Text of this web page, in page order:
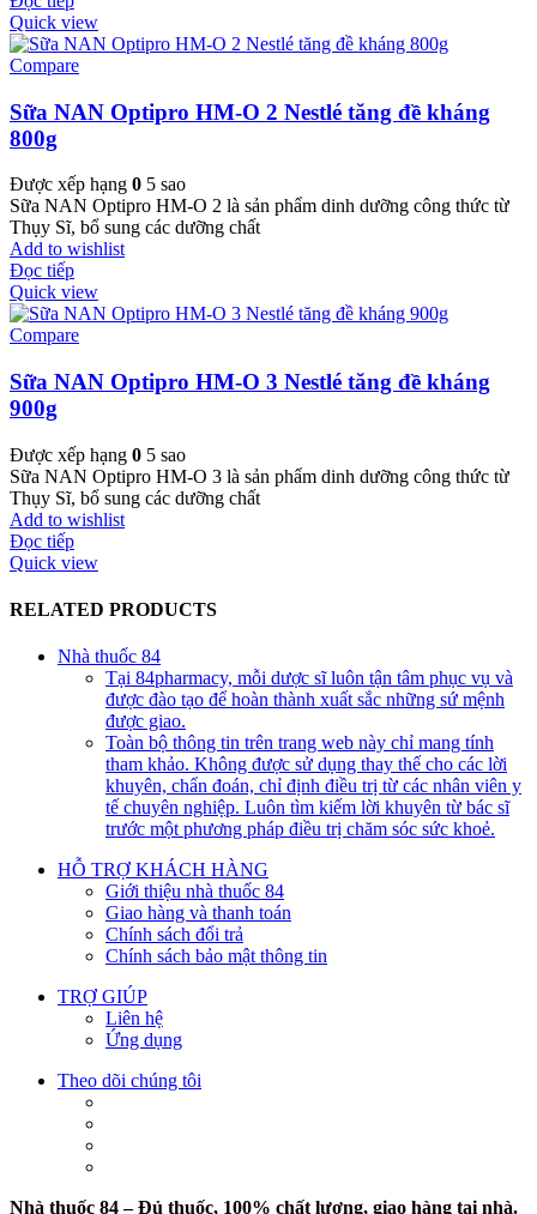
Quick view
Compare
Sữa NAN Optipro HM-O 2 Nestlé tăng đề kháng
800g
Được xếp hạng 0 5 sao
Sữa NAN Optipro HM-O 2 là sản phẩm dinh dưỡng công thức từ
Thụy Sĩ, bổ sung các dưỡng chất
Add to wishlist
Đọc tiếp
Quick view
Compare
Sữa NAN Optipro HM-O 3 Nestlé tăng đề kháng
900g
Được xếp hạng 0 5 sao
Sữa NAN Optipro HM-O 3 là sản phẩm dinh dưỡng công thức từ
Thụy Sĩ, bổ sung các dưỡng chất
Add to wishlist
Đọc tiếp
Quick view
RELATED PRODUCTS
Nhà thuốc 84
Tại 84pharmacy, mỗi dược sĩ luôn tận tâm phục vụ và
được đào tạo để hoàn thành xuất sắc những sứ mệnh
được giao.
Toàn bộ thông tin trên trang web này chỉ mang tính
tham khảo. Không được sử dụng thay thế cho các lời
khuyên, chẩn đoán, chỉ định điều trị từ các nhân viên y
tế chuyên nghiệp. Luôn tìm kiếm lời khuyên từ bác sĩ
trước một phương pháp điều trị chăm sóc sức khoẻ.
HỖ TRỢ KHÁCH HÀNG
Giới thiệu nhà thuốc 84
Giao hàng và thanh toán
Chính sách đổi trả
Chính sách bảo mật thông tin
TRỢ GIÚP
Liên hệ
Ứng dụng
Theo dõi chúng tôi
Nhà thuốc 84 – Đủ thuốc, 100% chất lượng, giao hàng tại nhà.